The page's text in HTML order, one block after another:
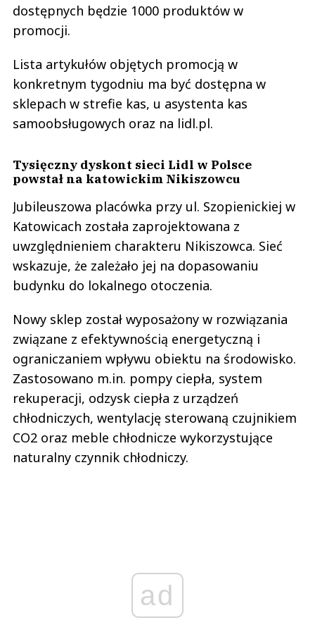
dostępnych będzie 1000 produktów w
promocji.
Lista artykułów objętych promocją w
konkretnym tygodniu ma być dostępna w
sklepach w strefie kas, u asystenta kas
samoobsługowych oraz na lidl.pl.
Tysięczny dyskont sieci Lidl w Polsce
powstał na katowickim Nikiszowcu
Jubileuszowa placówka przy ul. Szopienickiej w
Katowicach została zaprojektowana z
uwzględnieniem charakteru Nikiszowca. Sieć
wskazuje, że zależało jej na dopasowaniu
budynku do lokalnego otoczenia.
Nowy sklep został wyposażony w rozwiązania
związane z efektywnością energetyczną i
ograniczaniem wpływu obiektu na środowisko.
Zastosowano m.in. pompy ciepła, system
rekuperacji, odzysk ciepła z urządzeń
chłodniczych, wentylację sterowaną czujnikiem
CO2 oraz meble chłodnicze wykorzystujące
naturalny czynnik chłodniczy.
ad